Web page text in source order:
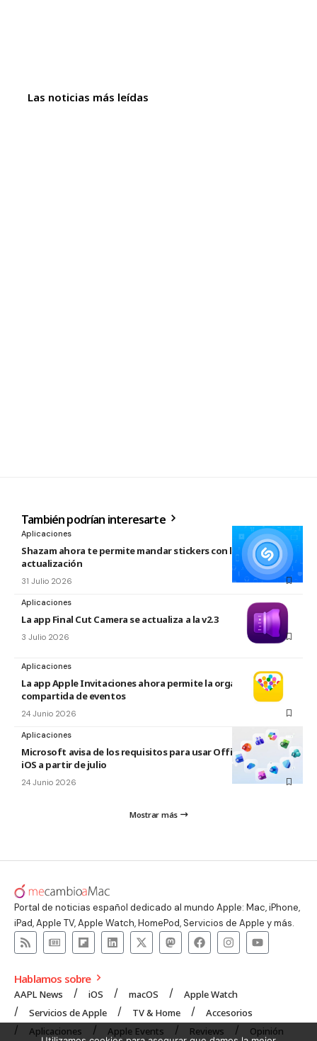
Las noticias más leídas
También podrían interesarte
Aplicaciones
Shazam ahora te permite mandar stickers con la nueva
actualización
31 Julio 2026
Aplicaciones
La app Final Cut Camera se actualiza a la v2.3
3 Julio 2026
Aplicaciones
La app Apple Invitaciones ahora permite la organización
compartida de eventos
24 Junio 2026
Aplicaciones
Microsoft avisa de los requisitos para usar Office en macOS y
iOS a partir de julio
24 Junio 2026
Mostrar más
Portal de noticias español dedicado al mundo Apple: Mac, iPhone,
iPad, Apple TV, Apple Watch, HomePod, Servicios de Apple y más.
Hablamos sobre
AAPL News iOS macOS
Apple Watch
Servicios de Apple
TV & Home
Accesorios
Aplicaciones
Apple Events Reviews Opinión